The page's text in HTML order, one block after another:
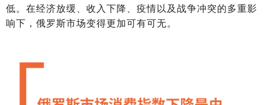
低。在经济放缓、收入下降、疫情以及战争冲突的多重影
响下，俄罗斯市场变得更加可有可无。